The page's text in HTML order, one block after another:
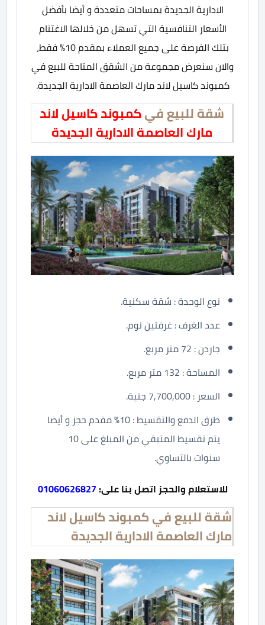
الادارية الجديدة بمساحات متعددة و أيضا بأفضل
الأسعار التنافسية التي تسهل من خلالها الاغتنام
بتلك الفرصة على جميع العملاء بمقدم 10% فقط،
والان سنعرض مجموعة من الشقق المتاحة للبيع في
كمبوند كاسيل لاند مارك العاصمة الادارية الجديدة.
شقة للبيع فيكمبوند كاسيل لاند
مارك العاصمة الادارية الجديدة
نوع الوحدة : شقة سكنية.
عدد الغرف : غرفتين نوم.
جاردن : 72 متر مربع.
المساحة : 132 متر مربع.
السعر : 7,700,000 جنية.
طرق الدفع والتقسيط : 10% مقدم حجز و أيضا
يتم تقسيط المتبقي من المبلغ على 10
سنوات بالتساوي.
للاستعلام والحجز اتصل بنا على:01060626827
شقة للبيع في كمبوند كاسيل لاند
مارك العاصمة الادارية الجديدة